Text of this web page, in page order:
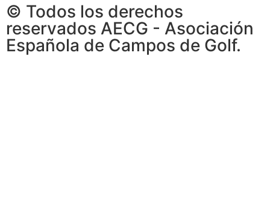
© Todos los derechos
reservados AECG - Asociación
Española de Campos de Golf.